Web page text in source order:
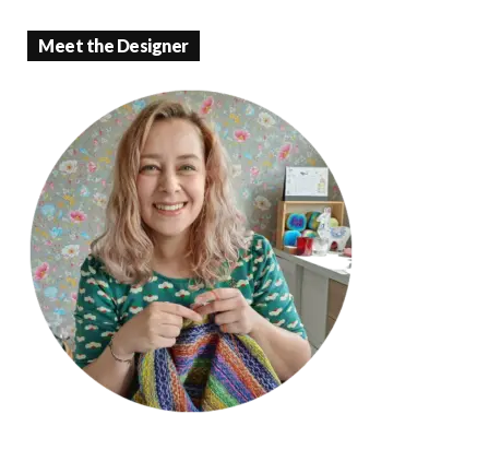
Meet the Designer